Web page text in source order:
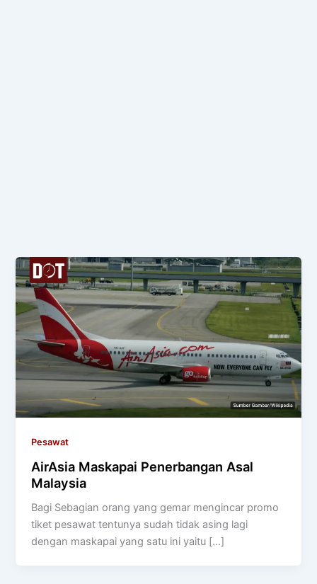
Pesawat
AirAsia Maskapai Penerbangan Asal
Malaysia
Bagi Sebagian orang yang gemar mengincar promo
tiket pesawat tentunya sudah tidak asing lagi
dengan maskapai yang satu ini yaitu […]